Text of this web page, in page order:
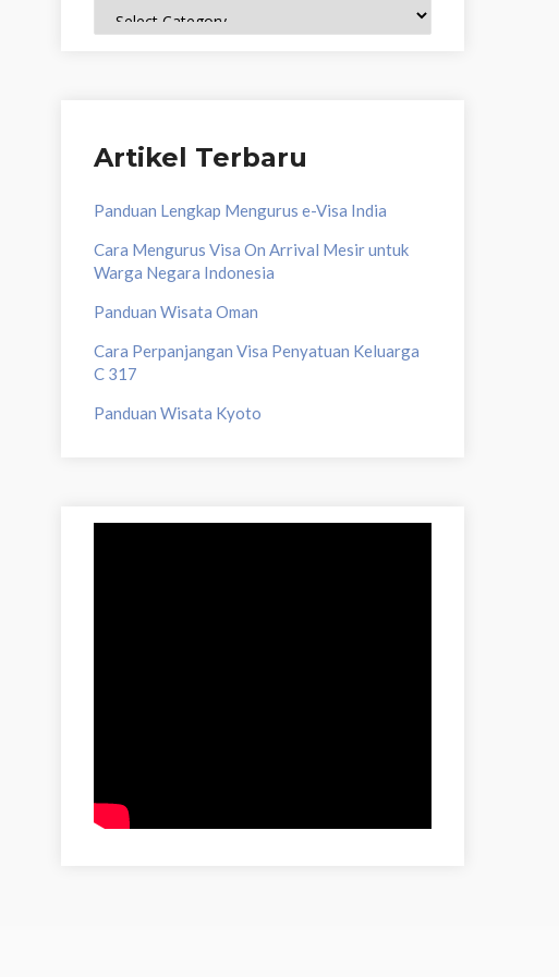
Artikel Terbaru
Panduan Lengkap Mengurus e-Visa India
Cara Mengurus Visa On Arrival Mesir untuk
Warga Negara Indonesia
Panduan Wisata Oman
Cara Perpanjangan Visa Penyatuan Keluarga
C 317
Panduan Wisata Kyoto